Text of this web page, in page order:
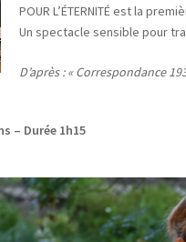
POUR L’ÉTERNITÉ est la
Un spectacle sensible pour
D’après : « Correspondance
– Durée 1h15